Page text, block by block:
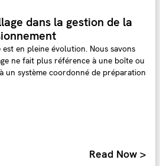
dans la gestion de la
en pleine évolution. Nous savons
ne fait plus référence à une boîte ou
un système coordonné de préparation
Read Now >